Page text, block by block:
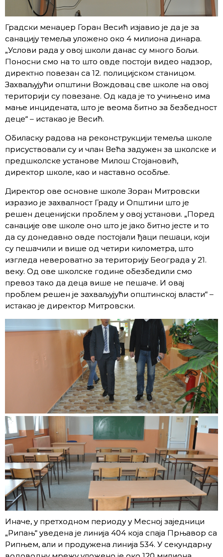
Градски менаџер Горан Весић изјавио је да је за
санацију темеља уложено око 4 милиона динара.
„Услови рада у овој школи данас су много бољи.
Поносни смо на то што овде постоји видео надзор,
директно повезан са 12. полицијском станицом.
Захваљујући општини Вождовац све школе на овој
територији су повезане. Од када је то учињено има
мање инцидената, што је веома битно за безбедност
деце“ – истакао је Весић.
Обиласку радова на реконструкцији темеља школе
присуствовали су и члан Већа задужен за школске и
предшколске установе Милош Стојановић,
директор школе, као и наставно особље.
Директор ове основне школе Зоран Митровски
изразио је захвалност Граду и Општини што је
решен деценијски проблем у овој установи. „Поред
санације ове школе оно што је јако битно јесте и то
да су донедавно овде постојали ђаци пешаци, који
су пешачили и више од четири километра, што
изгледа невероватно за територију Београда у 21.
веку. Од ове школске године обезбедили смо
превоз тако да деца више не пешаче. И овај
проблем решен је захваљујући општинској власти“ –
истакао је директор Митровски.
Иначе, у претходном периоду у Месној заједници
„Рипањ“ уведена је линија 404 која спаја Прњавор са
Рипњем, али и продужена линија 534. У секундарну